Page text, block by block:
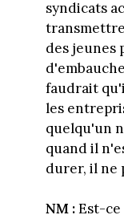
syndicats
des jeunes
faudrait
les
quelqu'un
quand il
durer, il ne
NM :Est-ce